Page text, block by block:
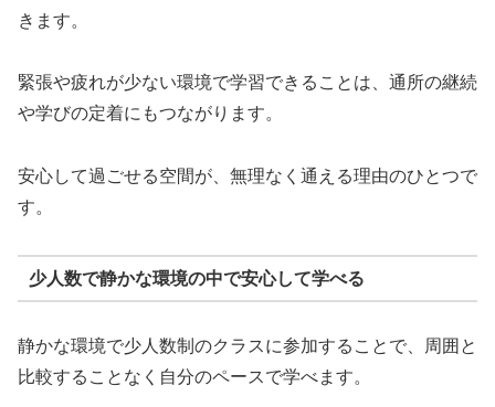
きます。
緊張や疲れが少ない環境で学習できることは、通所の継続
や学びの定着にもつながります。
安心して過ごせる空間が、無理なく通える理由のひとつで
す。
少人数で静かな環境の中で安心して学べる
静かな環境で少人数制のクラスに参加することで、周囲と
比較することなく自分のペースで学べます。